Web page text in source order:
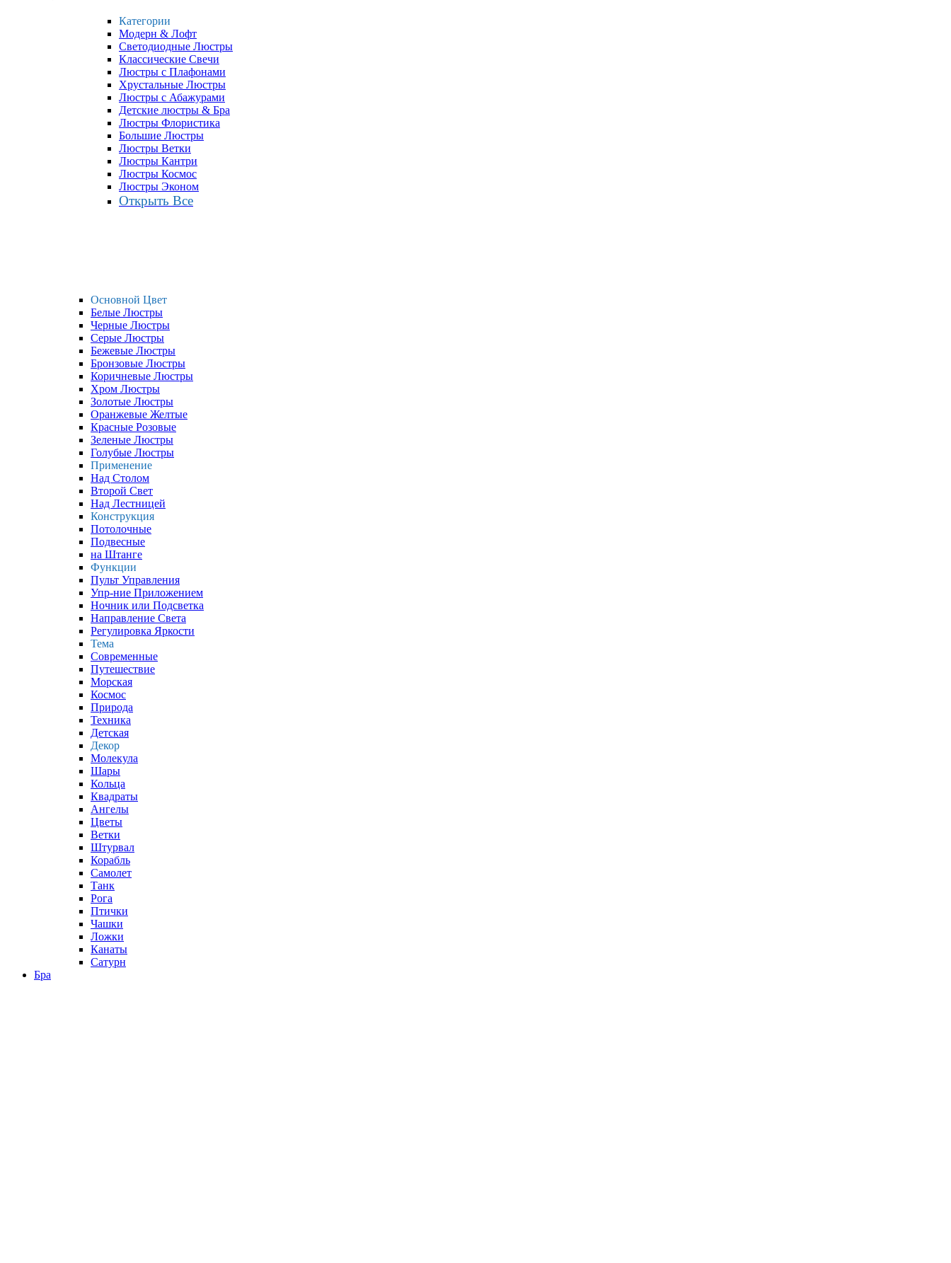
Категории
Модерн & Лофт
Светодиодные Люстры
Классические Свечи
Люстры с Плафонами
Хрустальные Люстры
Люстры с Абажурами
Детские люстры & Бра
Люстры Флористика
Большие Люстры
Люстры Ветки
Люстры Кантри
Люстры Космос
Люстры Эконом
Открыть Все
Основной Цвет
Белые Люстры
Черные Люстры
Серые Люстры
Бежевые Люстры
Бронзовые Люстры
Коричневые Люстры
Хром Люстры
Золотые Люстры
Оранжевые Желтые
Красные Розовые
Зеленые Люстры
Голубые Люстры
Применение
Над Столом
Второй Свет
Над Лестницей
Конструкция
Потолочные
Подвесные
на Штанге
Функции
Пульт Управления
Упр-ние Приложением
Ночник или Подсветка
Направление Света
Регулировка Яркости
Тема
Современные
Путешествие
Морская
Космос
Природа
Техника
Детская
Декор
Молекула
Шары
Кольца
Квадраты
Ангелы
Цветы
Ветки
Штурвал
Корабль
Самолет
Танк
Рога
Птички
Чашки
Ложки
Канаты
Сатурн
Бра